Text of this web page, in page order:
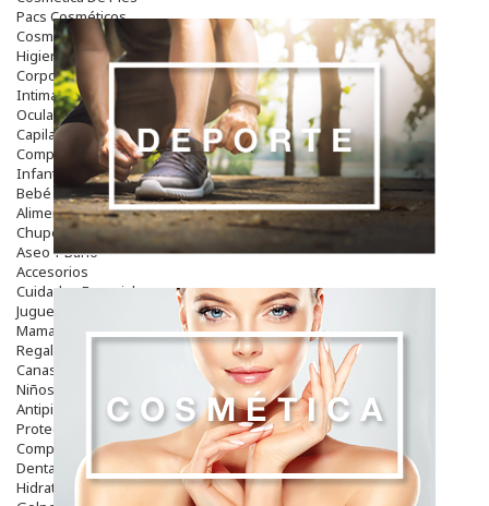
Pacs Cosméticos
Cosmetica Facial Piel Sensible
Higiene
Corporal
Intima
Ocular
Capilar
Complementos
Infantil
Bebé
Alimentación Y Complementos
Chupetes Y Mordedores
Aseo Y Baño
Accesorios
Cuidados Especiales
Juguetes
Mama
Regalos
Canastilla
Niños
Antipiojos
Protección Solar
Complementos Alimentarios
Dentales
Hidratantes